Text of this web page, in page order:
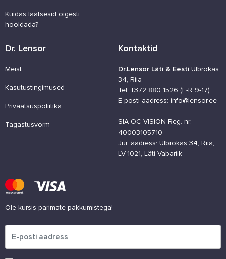
Kuidas läätsesid õigesti
hooldada?
Dr. Lensor
Meist
Kasutustingimused
Privaatsuspoliitika
Tagastusvorm
Kontaktid
Dr.Lensor Läti & Eesti Ulbrokas
34, Riia
Tel: +372 880 1526 (E-R 9-17)
E-posti aadress: info@lensor.ee
SIA OC VISION Reg. nr:
40003105710
Jur. aadress: Ulbrokas 34, Riia,
LV-1021, Läti Vabariik
Ole kursis parimate pakkumistega!
Palun sisesta e-posti aadress